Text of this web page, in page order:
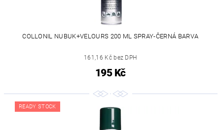
COLLONIL NUBUK+VELOURS 200 ML SPRAY-ČERNÁ BARVA
161,16 Kč bez DPH
195 Kč
READY STOCK